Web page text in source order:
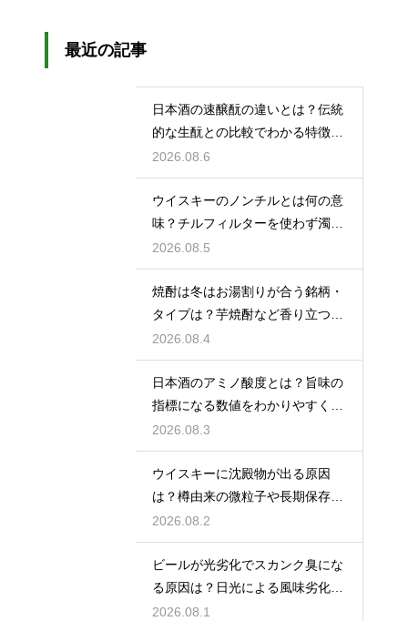
最近の記事
日本酒の速醸酛の違いとは？伝統
的な生酛との比較でわかる特徴を
解説
2026.08.6
ウイスキーのノンチルとは何の意
味？チルフィルターを使わず濁り
をあえて残す製法
2026.08.5
焼酎は冬はお湯割りが合う銘柄・
タイプは？芋焼酎など香り立つ本
格焼酎で体が温まる
2026.08.4
日本酒のアミノ酸度とは？旨味の
指標になる数値をわかりやすく解
説
2026.08.3
ウイスキーに沈殿物が出る原因
は？樽由来の微粒子や長期保存で
成分が析出するため
2026.08.2
ビールが光劣化でスカンク臭にな
る原因は？日光による風味劣化を
解説
2026.08.1